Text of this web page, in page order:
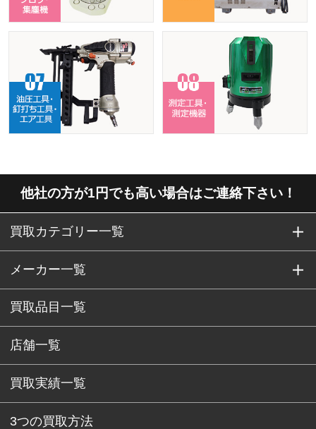
他社の方が1円でも高い場合はご連絡下さい！
買取カテゴリー一覧
メーカー一覧
買取品目一覧
店舗一覧
買取実績一覧
3つの買取方法